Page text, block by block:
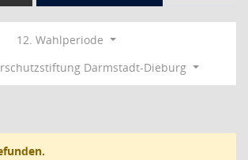
12. Wahlperiode
Darmstadt-Dieburg